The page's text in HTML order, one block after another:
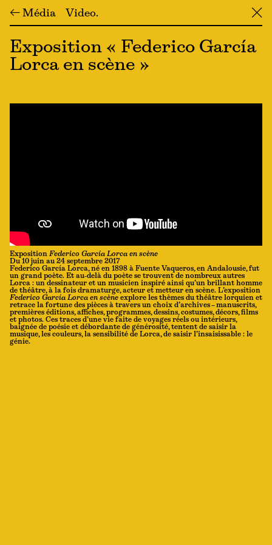
← Média Video ╳
Exposition « Federico García
Lorca en scène »
Exposition Federico García Lorca en scène
Du 10 juin au 24 septembre 2017
Federico García Lorca, né en 1898 à Fuente Vaqueros, en Andalousie, fut
un grand poète. Et au-delà du poète se trouvent de nombreux autres
Lorca : un dessinateur et un musicien inspiré ainsi qu’un brillant homme
de théâtre, à la fois dramaturge, acteur et metteur en scène. L’exposition
Federico García Lorca en scène explore les thèmes du théâtre lorquien et
retrace la fortune des pièces à travers un choix d’archives – manuscrits,
premières éditions, affiches, programmes, dessins, costumes, décors, films
et photos. Ces traces d’une vie faite de voyages réels ou intérieurs,
baignée de poésie et débordante de générosité, tentent de saisir la
musique, les couleurs, la sensibilité de Lorca, de saisir l’insaisissable : le
génie.